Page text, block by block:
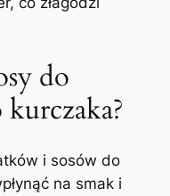
do
i sosów do
na smak i